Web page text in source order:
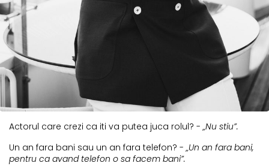
Actorul care crezi ca iti va putea juca rolul? - „Nu stiu”.
Un an fara bani sau un an fara telefon? - „Un an fara bani,
pentru ca avand telefon o sa facem bani”.